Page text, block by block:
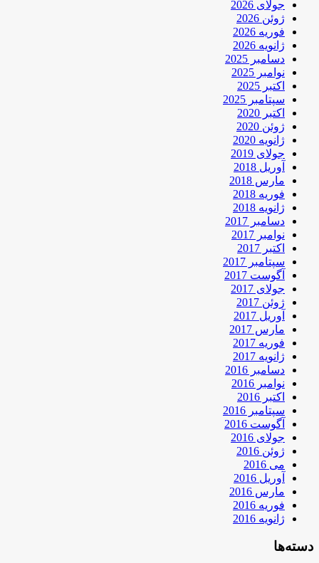
جولای 2026
ژوئن 2026
فوریه 2026
ژانویه 2026
دسامبر 2025
نوامبر 2025
اکتبر 2025
سپتامبر 2025
اکتبر 2020
ژوئن 2020
ژانویه 2020
جولای 2019
آوریل 2018
مارس 2018
فوریه 2018
ژانویه 2018
دسامبر 2017
نوامبر 2017
اکتبر 2017
سپتامبر 2017
آگوست 2017
جولای 2017
ژوئن 2017
آوریل 2017
مارس 2017
فوریه 2017
ژانویه 2017
دسامبر 2016
نوامبر 2016
اکتبر 2016
سپتامبر 2016
آگوست 2016
جولای 2016
ژوئن 2016
می 2016
آوریل 2016
مارس 2016
فوریه 2016
ژانویه 2016
دسته‌ها